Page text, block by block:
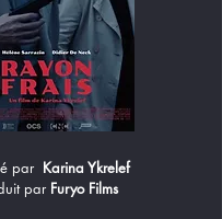
par Karina Ykrelef
par Furyo Films